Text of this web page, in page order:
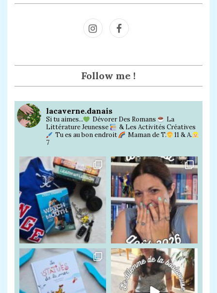
m
Follow me !
lacaverne.danais
Si tu aimes... Dévorer Des Romans
La
Littérature Jeunesse
& Les Activités Créatives
Tu es au bon endroit
Maman de T.
11 & A.
7